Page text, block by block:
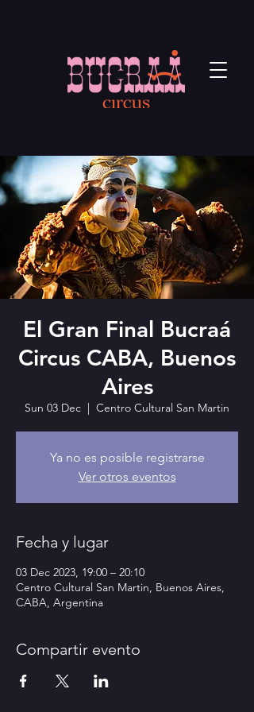
El Gran Final Bucraá
Circus CABA, Buenos
Aires
Sun 03 Dec
  |
Centro Cultural San Martin
Ya no es posible registrarse
Ver otros eventos
Fecha y lugar
03 Dec 2023, 19:00 – 20:10
Centro Cultural San Martin, Buenos Aires,
CABA, Argentina
Compartir evento